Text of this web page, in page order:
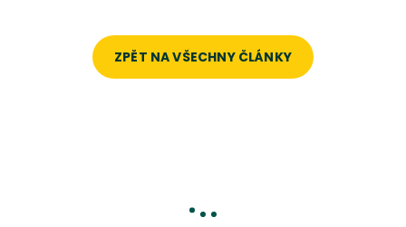
ZPĚT NA VŠECHNY ČLÁNKY